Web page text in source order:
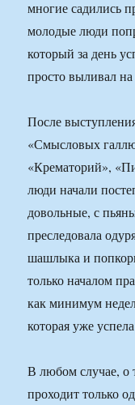
многие садились
молодые люди
который за день
просто выливал
После
«Смысловых
«Крематорий»,
люди начали
довольные, с
преследовала
шашлыка и
только началом
как минимум
которая уже
В любом случае, о
проходит только